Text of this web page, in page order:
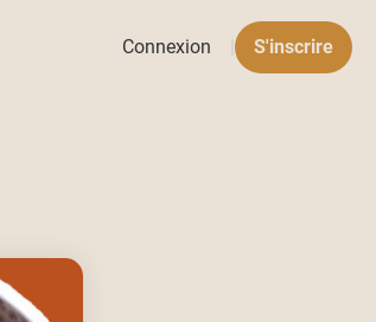
Connexion S'inscrire